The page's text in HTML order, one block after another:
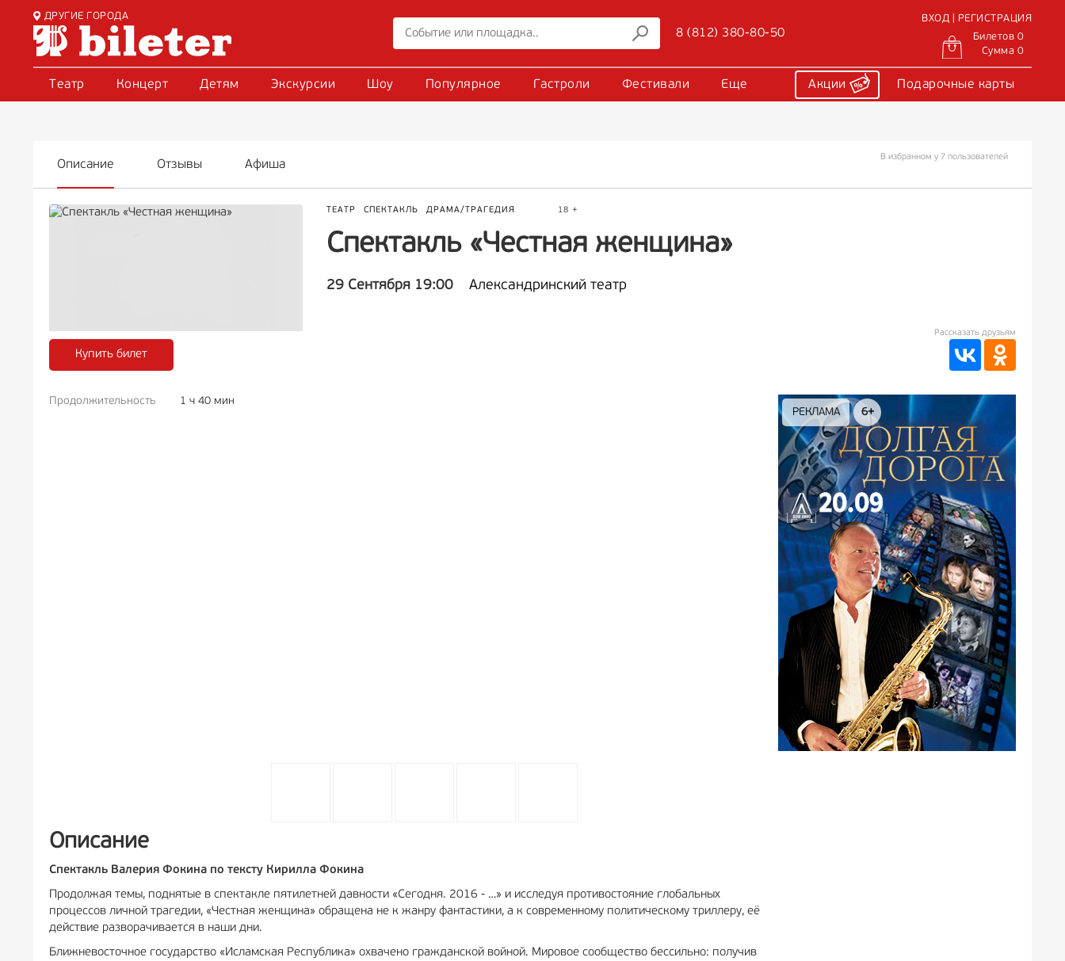
ДРУГИЕ ГОРОДА
8 (812) 380-80-50
ВХОД | РЕГИСТРАЦИЯ
Билетов 0
Сумма 0
Театр Концерт Детям Экскурсии Шоу Популярное Гастроли Фестивали Еще Акции Подарочные карты
Описание Отзывы Афиша
В избранном у 7 пользователей
ТЕАТР СПЕКТАКЛЬ ДРАМА/ТРАГЕДИЯ 18 +
Спектакль «Честная женщина»
29 Сентября 19:00 Александринский театр
Купить билет
Рассказать друзьям
Продолжительность 1 ч 40 мин
Описание
Спектакль Валерия Фокина по тексту Кирилла Фокина
Продолжая темы, поднятые в спектакле пятилетней давности «Сегодня. 2016 - …» и исследуя противостояние глобальных
процессов личной трагедии, «Честная женщина» обращена не к жанру фантастики, а к современному политическому триллеру, её
действие разворачивается в наши дни.
Ближневосточное государство «Исламская Республика» охвачено гражданской войной. Мировое сообщество бессильно: получив
РЕКЛАМА 6+